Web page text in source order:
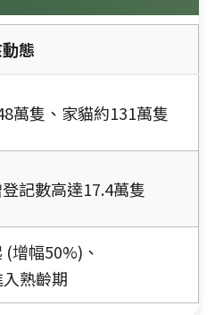
態
萬隻、家貓約131萬隻
記數高達17.4萬隻
增幅50%)、
熟齡期